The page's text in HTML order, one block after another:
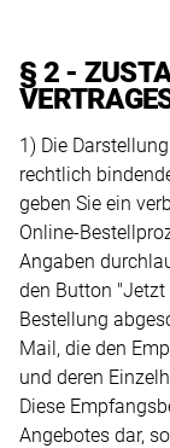
Deepsea
ALLE
ROLEX
UHREN
Damenuhren
NEUHEITEN
2026
Neuheiten
der
neuesten
Trends
aktuellen
Highlights.
MEHR
ERFAHREN
§ 2 -
1) Die
rechtlich
geben Sie ein
Online-
Angaben
den Button "Jetzt
Bestellung
Mail, die den
und deren
Diese
Angebotes dar,